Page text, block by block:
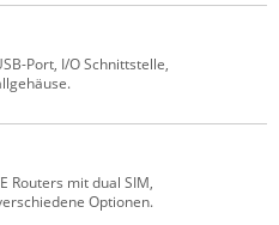
Port, I/O Schnittstelle,
Routers mit dual SIM,
Optionen.